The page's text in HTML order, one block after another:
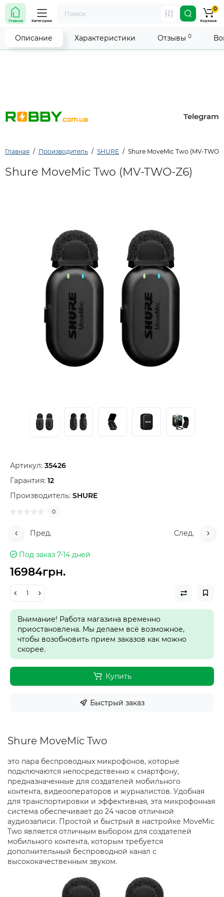
Внимание! Работа магазина временно приостановлена.
Мы делаем всё возможное, чтобы возобновить прием
заказов как можно скорее.
Telegram
Главная Категории
0
Корзина
Главная Производитель SHURE Shure MoveMic Two (MV-TWO-
Shure MoveMic Two (MV-TWO-Z6)
Артикул: 35426
Гарантия: 12
Производитель: SHURE
0
Пред. След.
Под заказ 7-14 дней
16984грн.
Внимание! Работа магазина временно
приостановлена. Мы делаем всё возможное,
чтобы возобновить прием заказов как можно
скорее.
Купить
Быстрый заказ
Описание Характеристики Отзывы 0
Shure MoveMic Two
это пара беспроводных микрофонов, которые
подключаются непосредственно к смартфону,
предназначенные для создателей мобильного
контента, видеооператоров и журналистов. Удобная
для транспортировки и эффективная, эта микрофонная
система обеспечивает до 24 часов отличной
аудиозаписи. Простой и быстрый в настройке MoveMic
Two является отличным выбором для создателей
мобильного контента, которым требуется
дополнительный беспроводной канал с
высококачественным звуком.